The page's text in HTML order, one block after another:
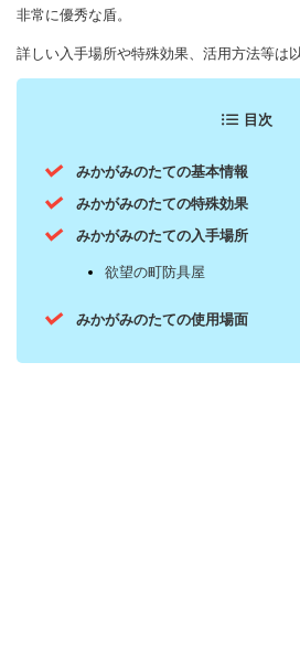
非常に優秀な盾。
詳しい入手場所や特殊効果、活用方法等は
目次
みかがみのたての基本情報
みかがみのたての特殊効果
みかがみのたての入手場所
欲望の町防具屋
みかがみのたての使用場面